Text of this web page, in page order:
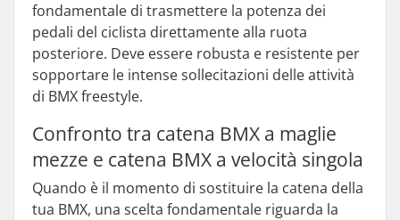
fondamentale di trasmettere la potenza dei
pedali del ciclista direttamente alla ruota
posteriore. Deve essere robusta e resistente per
sopportare le intense sollecitazioni delle attività
di BMX freestyle.
Confronto tra catena BMX a maglie
mezze e catena BMX a velocità singola
Quando è il momento di sostituire la catena della
tua BMX, una scelta fondamentale riguarda la